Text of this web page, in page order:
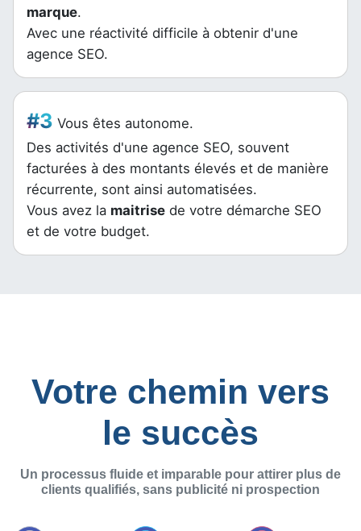
marque.
Avec une réactivité difficile à obtenir d'une
agence SEO.
#3 Vous êtes autonome.
Des activités d'une agence SEO, souvent
facturées à des montants élevés et de manière
récurrente, sont ainsi automatisées.
Vous avez la maitrise de votre démarche SEO
et de votre budget.
Votre chemin vers
le succès
Un processus fluide et imparable pour attirer plus de
clients qualifiés, sans publicité ni prospection